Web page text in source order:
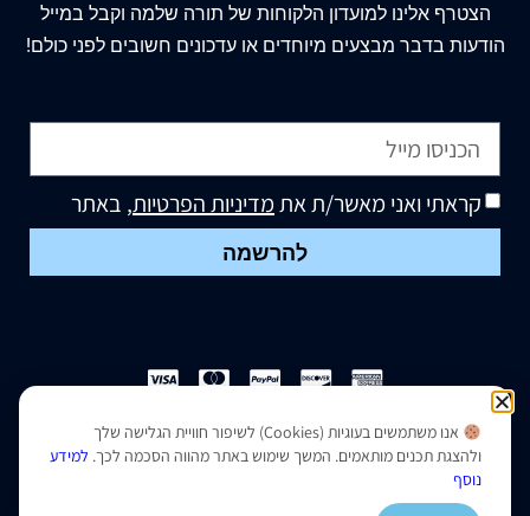
הצטרף אלינו למועדון הלקוחות של תורה שלמה וקבל במייל
הודעות בדבר מבצעים מיוחדים או עדכונים חשובים לפני כולם!
קראתי ואני מאשר/ת אתמדיניות הפרטיות, באתר
להרשמה
הצהרת נגישות|מדיניות פרטיות
נבנה ועוצב על ידי –
אנו משתמשים בעוגיות (Cookies) לשיפור חוויית הגלישה שלך
ולהצגת תכנים מותאמים. המשך שימוש באתר מהווה הסכמה לכך. למידע
נוסף